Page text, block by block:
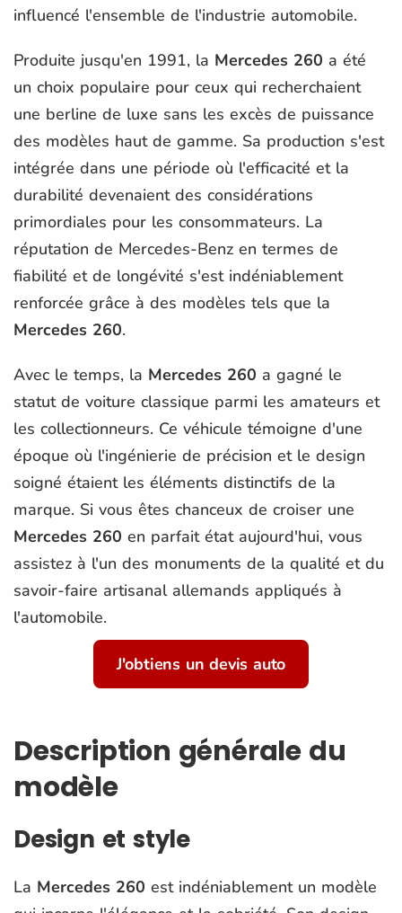
influencé l'ensemble de l'industrie automobile.
Produite jusqu'en 1991, la Mercedes 260 a été
un choix populaire pour ceux qui recherchaient
une berline de luxe sans les excès de puissance
des modèles haut de gamme. Sa production s'est
intégrée dans une période où l'efficacité et la
durabilité devenaient des considérations
primordiales pour les consommateurs. La
réputation de Mercedes-Benz en termes de
fiabilité et de longévité s'est indéniablement
renforcée grâce à des modèles tels que la
Mercedes 260.
Avec le temps, la Mercedes 260 a gagné le
statut de voiture classique parmi les amateurs et
les collectionneurs. Ce véhicule témoigne d'une
époque où l'ingénierie de précision et le design
soigné étaient les éléments distinctifs de la
marque. Si vous êtes chanceux de croiser une
Mercedes 260 en parfait état aujourd'hui, vous
assistez à l'un des monuments de la qualité et du
savoir-faire artisanal allemands appliqués à
l'automobile.
J'obtiens un devis auto
Description générale du
modèle
Design et style
La Mercedes 260 est indéniablement un modèle